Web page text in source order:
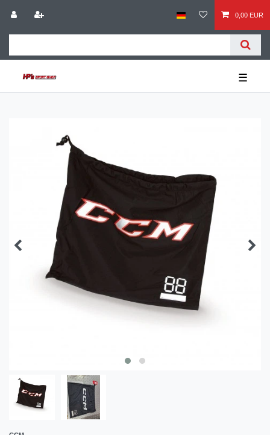
0,00 EUR
☰